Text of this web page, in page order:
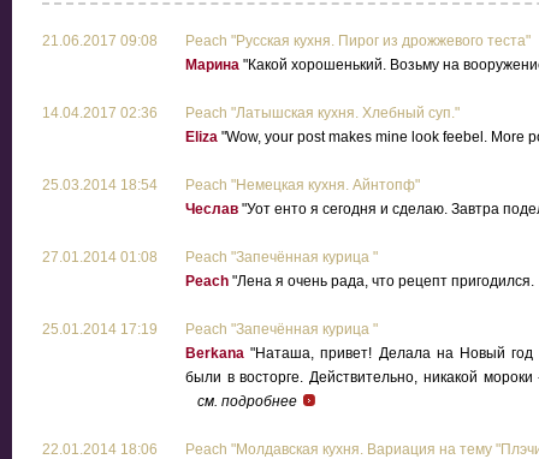
21.06.2017 09:08
Peach "Русская кухня. Пирог из дрожжевого теста"
Марина "Какой хорошенький. Возьму на
14.04.2017 02:36
Peach "Латышская кухня. Хлебный суп."
Eliza "Wow, your post makes mine look feebel. More
25.03.2014 18:54
Peach "Немецкая кухня. Айнтопф"
Чеслав "Уот енто я сегодня и сделаю. Завтра
27.01.2014 01:08
Peach "Запечённая курица "
Peach "Лена я очень рада, что рецепт пригодился.
25.01.2014 17:19
Peach "Запечённая курица "
Berkana "Наташа, привет! Делала на Новый год
были в восторге. Действительно, никакой
см. подробнее
22.01.2014 18:06
Peach "Молдавская кухня. Вариация на тему